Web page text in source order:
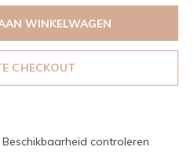
WINKELWAGEN
CHECKOUT
Beschikbaarheid controleren